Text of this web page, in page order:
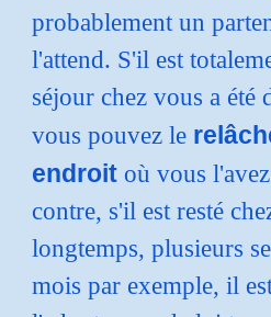
probablement un
l'attend. S'il est
séjour chez vous a été
vous pouvez le
endroit où vous
contre, s'il est resté
longtemps, plusieurs
mois par exemple, il